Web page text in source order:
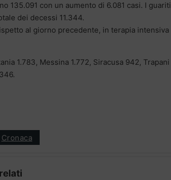
135.091 con un aumento di 6.081 casi. I guariti
dei decessi 11.344.
al giorno precedente, in terapia intensiva
1.783, Messina 1.772, Siracusa 942, Trapani
Cronaca